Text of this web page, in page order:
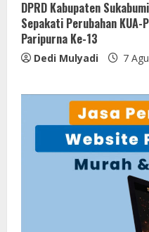
DPRD Kabupaten
Sepakati Perubahan KUA-
Paripurna Ke-13
Dedi Mulyadi 7